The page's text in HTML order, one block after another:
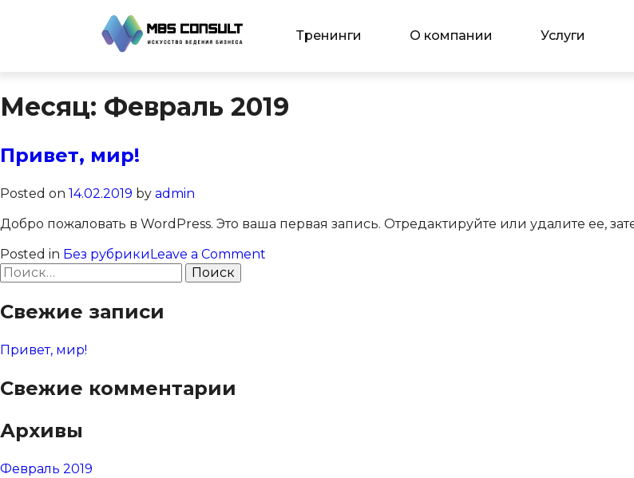
Тренинги О компании Услуги
Месяц: Февраль 2019
Привет, мир!
Posted on 14.02.2019 by admin
Добро пожаловать в WordPress. Это ваша первая запись. Отредактируйте или удалите ее,
Posted in Без рубрикиLeave a Comment
Найти:
Свежие записи
Привет, мир!
Свежие комментарии
Архивы
Февраль 2019